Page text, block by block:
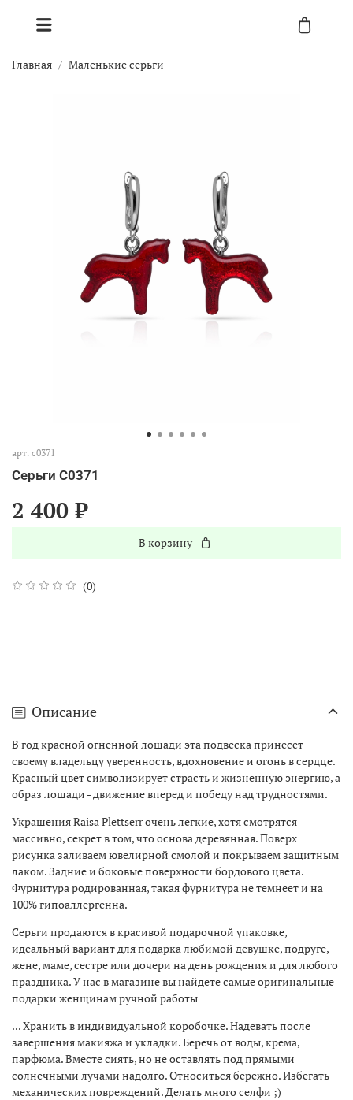
Главная Маленькие серьги
арт. с0371
Серьги С0371
(0)
2 400 ₽
В корзину
Описание
В год красной огненной лошади эта подвеска принесет
своему владельцу уверенность, вдохновение и огонь в сердце.
Красный цвет символизирует страсть и жизненную энергию, а
образ лошади - движение вперед и победу над трудностями.
Украшения Raisa Plettserr очень легкие, хотя смотрятся
массивно, секрет в том, что основа деревянная. Поверх
рисунка заливаем ювелирной смолой и покрываем защитным
лаком. Задние и боковые поверхности бордового цвета.
Фурнитура родированная, такая фурнитура не темнеет и на
100% гипоаллергенна.
Серьги продаются в красивой подарочной упаковке,
идеальный вариант для подарка любимой девушке, подруге,
жене, маме, сестре или дочери на день рождения и для любого
праздника. У нас в магазине вы найдете самые оригинальные
подарки женщинам ручной работы
... Хранить в индивидуальной коробочке. Надевать после
завершения макияжа и укладки. Беречь от воды, крема,
парфюма. Вместе сиять, но не оставлять под прямыми
солнечными лучами надолго. Относиться бережно. Избегать
механических повреждений. Делать много селфи ;)